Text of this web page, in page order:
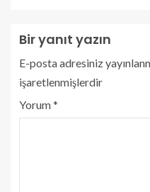
Bir yanıt yazın
E-posta adresiniz
işaretlenmişlerdir
Yorum*